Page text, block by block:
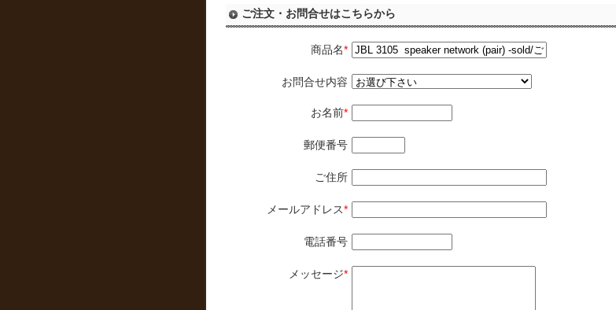
ご注文・お問合せはこちらから
商品名*
お問合せ内容
お名前*
郵便番号
ご住所
メールアドレス*
電話番号
メッセージ*